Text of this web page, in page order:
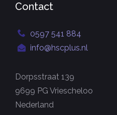
Contact
0597 541 884
info@hscplus.nl
Dorpsstraat 139
9699 PG Vriescheloo
Nederland